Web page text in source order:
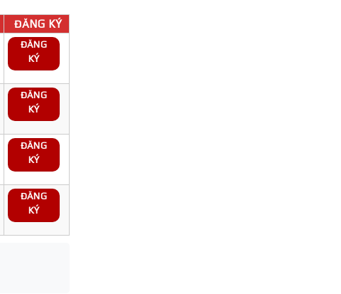
ĐĂNG KÝ
ĐĂNG
KÝ
ĐĂNG
KÝ
ĐĂNG
KÝ
ĐĂNG
KÝ